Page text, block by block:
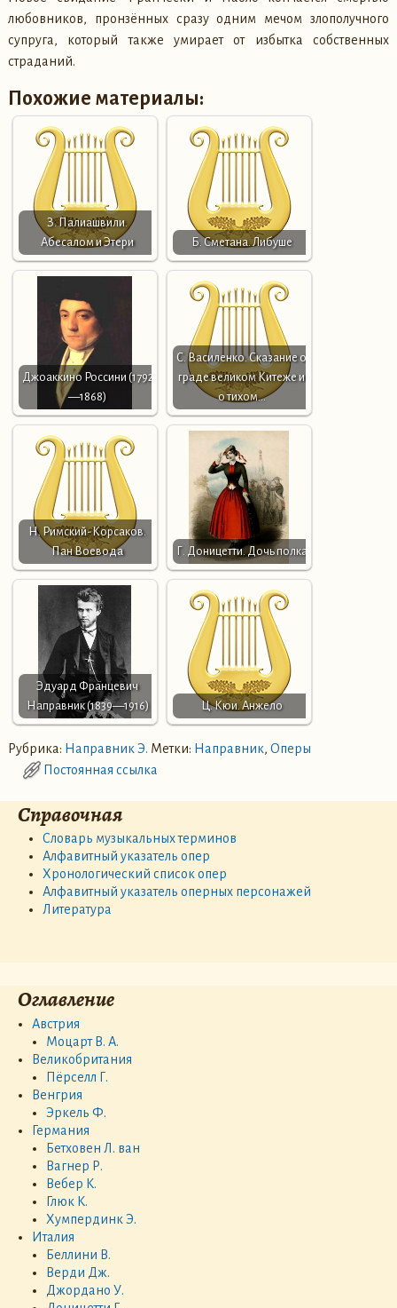
любовников, пронзённых сразу одним мечом злополучного
супруга, который также умирает от избытка собственных
страданий.
Похожие материалы:
З. Палиашвили.
Абесалом и Этери
Б. Сметана. Либуше
Джоаккино Россини (1792
—1868)
С. Василенко. Сказание о
граде великом Китеже и
о тихом…
Н. Римский-Корсаков.
Пан Воевода
Г. Доницетти. Дочь полка
Эдуард Францевич
Направник (1839—1916)
Ц. Кюи. Анжело
Рубрика: Направник Э. Метки: Направник, Оперы
Постоянная ссылка
Справочная
Словарь музыкальных терминов
Алфавитный указатель опер
Хронологический список опер
Алфавитный указатель оперных персонажей
Литература
Оглавление
Австрия
Моцарт В. А.
Великобритания
Пёрселл Г.
Венгрия
Эркель Ф.
Германия
Бетховен Л. ван
Вагнер Р.
Вебер К.
Глюк К.
Хумпердинк Э.
Италия
Беллини В.
Верди Дж.
Джордано У.